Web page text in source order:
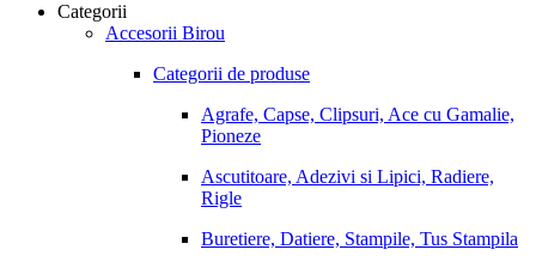
Categorii
Accesorii Birou
Categorii de produse
Agrafe, Capse, Clipsuri, Ace cu Gamalie,
Pioneze
Ascutitoare, Adezivi si Lipici, Radiere,
Rigle
Buretiere, Datiere, Stampile, Tus Stampila